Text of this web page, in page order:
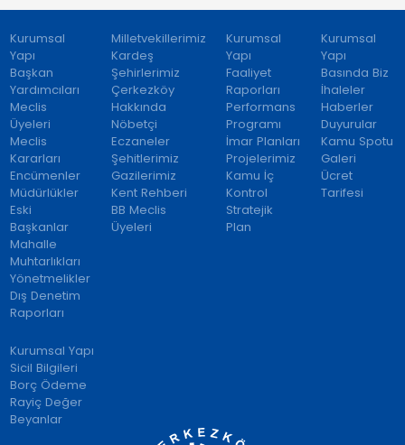
Kurumsal
Yapı
Başkan
Yardımcıları
Meclis
Üyeleri
Meclis
Kararları
Encümenler
Müdürlükler
Eski
Başkanlar
Mahalle
Muhtarlıkları
Yönetmelikler
Dış Denetim
Raporları
Milletvekillerimiz
Kardeş
Şehirlerimiz
Çerkezköy
Hakkında
Nöbetçi
Eczaneler
Şehitlerimiz
Gazilerimiz
Kent Rehberi
BB Meclis
Üyeleri
Kurumsal
Yapı
Faaliyet
Raporları
Performans
Programı
İmar Planları
Projelerimiz
Kamu İç
Kontrol
Stratejik
Plan
Kurumsal
Yapı
Basında Biz
İhaleler
Haberler
Duyurular
Kamu Spotu
Galeri
Ücret
Tarifesi
Kurumsal Yapı
Sicil Bilgileri
Borç Ödeme
Rayiç Değer
Beyanlar